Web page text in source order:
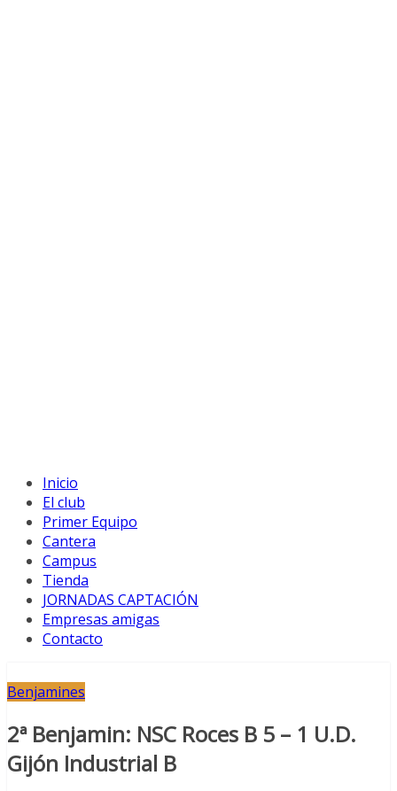
Inicio
El club
Primer Equipo
Cantera
Campus
Tienda
JORNADAS CAPTACIÓN
Empresas amigas
Contacto
Benjamines
2ª Benjamin: NSC Roces B 5 – 1 U.D.
Gijón Industrial B